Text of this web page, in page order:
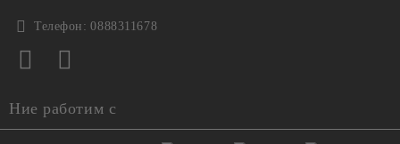
Телефон: 0888311678
Ние работим с